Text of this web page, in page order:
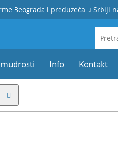
Beograda i preduzeća u Srbiji
Info Kontakt